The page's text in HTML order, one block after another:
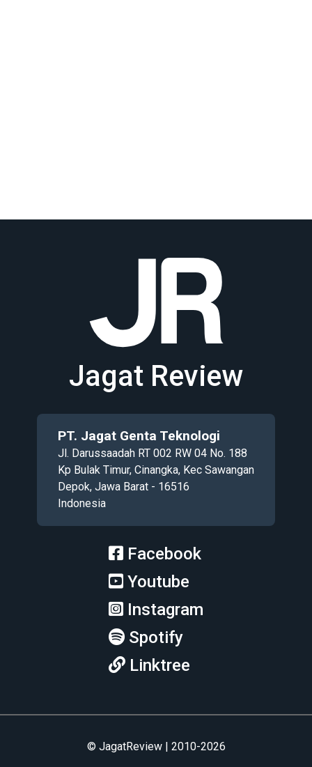
Jagat Review
PT. Jagat Genta Teknologi
Jl. Darussaadah RT 002 RW 04 No. 188
Kp Bulak Timur, Cinangka, Kec Sawangan
Depok, Jawa Barat - 16516
Indonesia
Facebook
Youtube
Instagram
Spotify
Linktree
© JagatReview | 2010-2026